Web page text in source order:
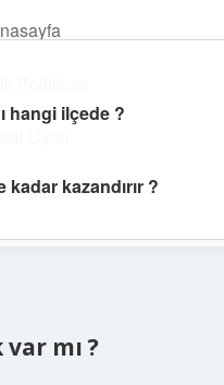
küçük bilgiler.
mı ?
hangi ilçede ?
kazandırır ?